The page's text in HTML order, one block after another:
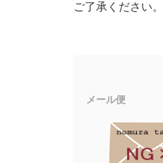
ご了承ください。
メール便